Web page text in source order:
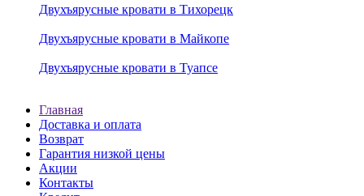
Двухъярусные кровати в Тихорецк
Двухъярусные кровати в Майкопе
Двухъярусные кровати в Туапсе
Главная
Доставка и оплата
Возврат
Гарантия низкой цены
Акции
Контакты